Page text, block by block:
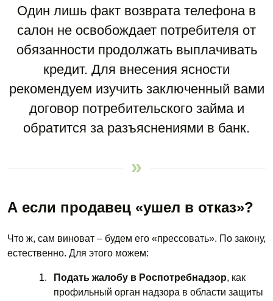
Один лишь факт возврата телефона в
салон не освобождает потребителя от
обязанности продолжать выплачивать
кредит. Для внесения ясности
рекомендуем изучить заключенный вами
договор потребительского займа и
обратится за разъяснениями в банк.
А если продавец «ушел в отказ»?
Что ж, сам виноват – будем его «прессовать». По закону,
естественно. Для этого можем:
Подать жалобу в Роспотребнадзор, как
профильный орган надзора в области защиты